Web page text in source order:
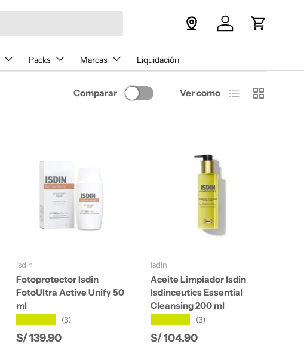
Iniciar sesión
Carrito
Packs Marcas Liquidación
Comparar Ver como Lista Cuadrícula
Isdin
Fotoprotector Isdin
FotoUltra Active Unify 50
ml
(3)
Precio normal
S/ 139.90
Isdin
Aceite Limpiador Isdin
Isdinceutics Essential
Cleansing 200 ml
(3)
Precio normal
S/ 104.90
Añadir al carrito